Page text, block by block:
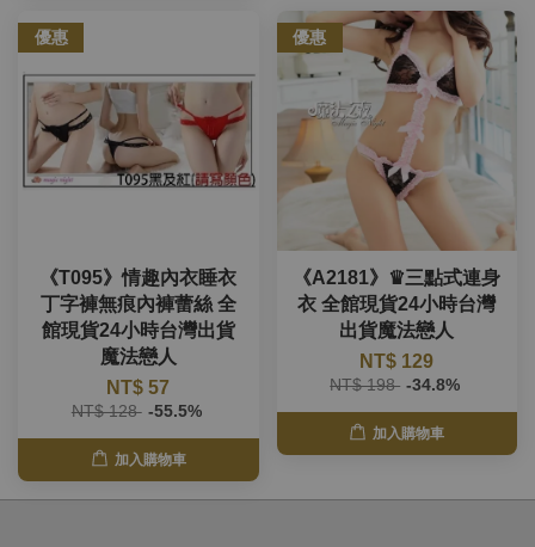
優惠
《T095》情趣內衣睡衣
丁字褲無痕內褲蕾絲 全
館現貨24小時台灣出貨
魔法戀人
NT$ 57
NT$ 128 -55.5%
加入購物車
優惠
《A2181》♛三點式連身
衣 全館現貨24小時台灣
出貨魔法戀人
NT$ 129
NT$ 198 -34.8%
加入購物車